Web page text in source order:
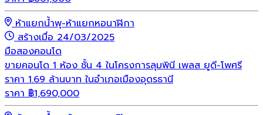
ห้าแยกน้ำพุ-ห้าแยกหอนาฬิกา
สร้างเมื่อ 24/03/2025
มือสองคอนโด
ขายคอนโด 1 ห้อง ชั้น 4 ในโครงการลุมพินี เพลส ยูดี-โพศรี
ราคา 1.69 ล้านบาท ในอำเภอเมืองอุดรธานี
ราคา ฿1,690,000